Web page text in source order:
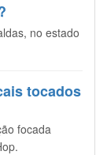
no estado
tocados
focada